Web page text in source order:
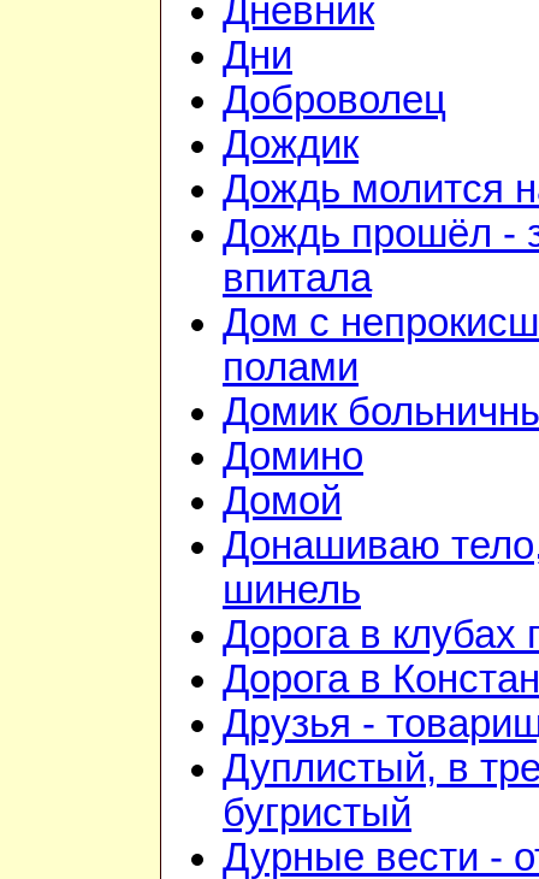
Дневник
Дни
Доброволец
Дождик
Дождь молится
Дождь прошёл -
впитала
Дом с
полами
Домик
Домино
Домой
Донашиваю
шинель
Дорога в клубах
Дорога в
Друзья -
Дуплистый, в
бугристый
Дурные вести -